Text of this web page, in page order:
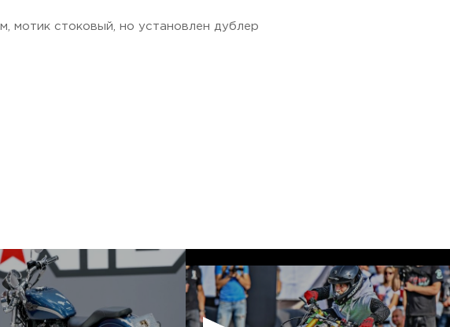
мотик стоковый, но установлен дублер